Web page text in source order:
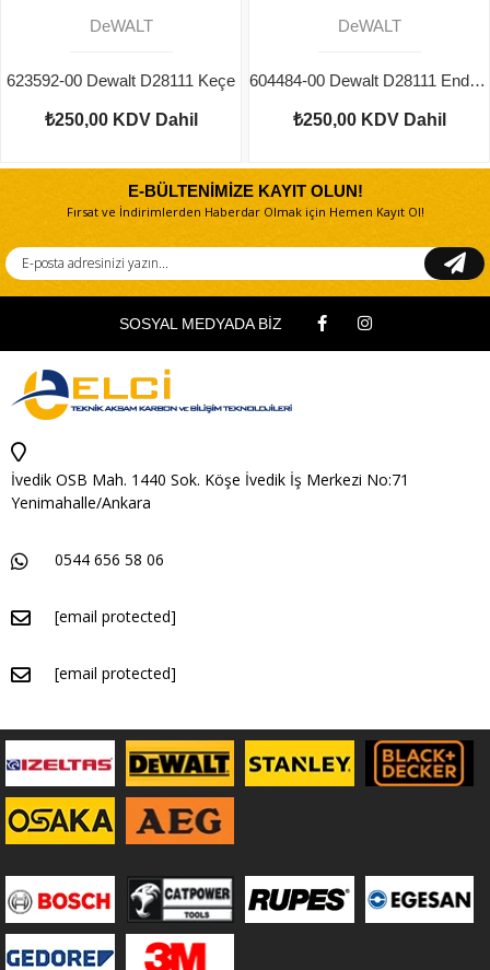
DeWALT
623592-00 Dewalt D28111 Keçe
₺250,00 KDV Dahil
DeWALT
604484-00 Dewalt D28111 Endüvi Somunu
₺250,00 KDV Dahil
E-BÜLTENİMİZE KAYIT OLUN!
Fırsat ve İndirimlerden Haberdar Olmak için Hemen Kayıt Ol!
SOSYAL MEDYADA BİZ
İvedik OSB Mah. 1440 Sok. Köşe İvedik İş Merkezi No:71
Yenimahalle/Ankara
0544 656 58 06
[email protected]
[email protected]